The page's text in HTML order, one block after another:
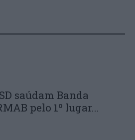
saúdam Banda
pelo 1º lugar...